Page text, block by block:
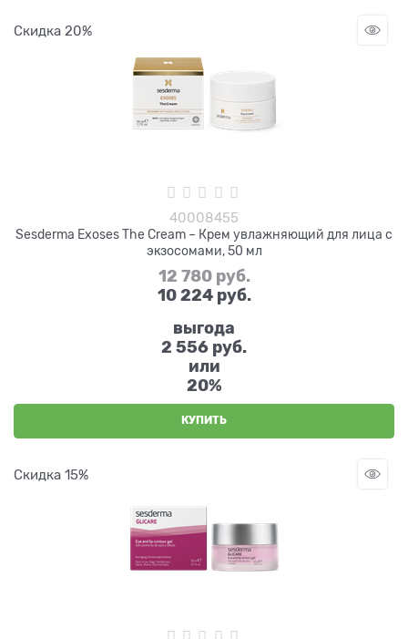
Скидка 20%
40008455
Sesderma Exoses The Cream – Крем увлажняющий для лица с
экзосомами, 50 мл
12 780 руб.
10 224 руб.
выгода
2 556 руб.
или
20%
КУПИТЬ
Скидка 15%